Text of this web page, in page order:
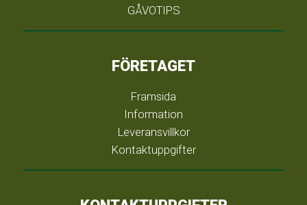
GÅVOTIPS
FÖRETAGET
Framsida
Information
Leveransvillkor
Kontaktuppgifter